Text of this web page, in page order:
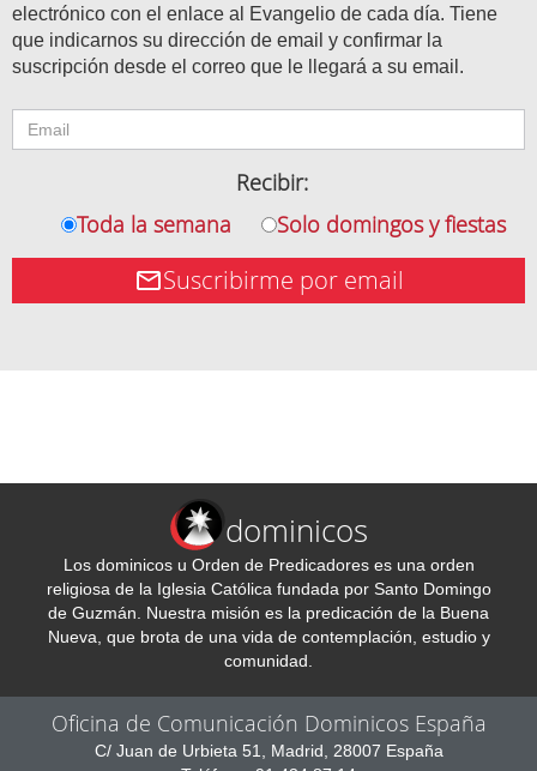
electrónico con el enlace al Evangelio de cada día. Tiene
que indicarnos su dirección de email y confirmar la
suscripción desde el correo que le llegará a su email.
Recibir:
Toda la semana
Solo domingos y fiestas
Suscribirme por email
dominicos
Los dominicos u Orden de Predicadores es una orden
religiosa de la Iglesia Católica fundada por Santo Domingo
de Guzmán. Nuestra misión es la predicación de la Buena
Nueva, que brota de una vida de contemplación, estudio y
comunidad.
Oficina de Comunicación Dominicos España
C/ Juan de Urbieta 51, Madrid, 28007 España